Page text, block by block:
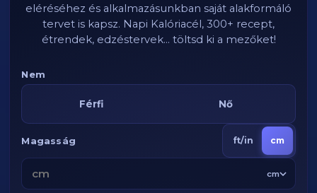
eléréséhez és alkalmazásunkban saját alakformáló
tervet is kapsz. Napi Kalóriacél, 300+ recept,
étrendek, edzéstervek... töltsd ki a mezőket!
Nem
Férfi Nő
Magasság ft/in cm
cm